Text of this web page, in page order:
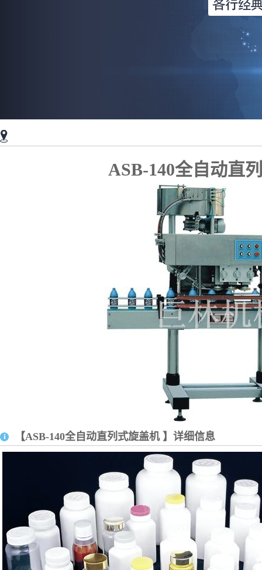
ASB-140全自动直
【ASB-140全自动直列式旋盖机 】详细信息